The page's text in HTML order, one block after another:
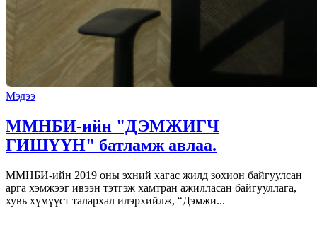
Мэдээ
ММНБИ-ийн "ДЭМЖИГЧ
ГИШҮҮН" батламж авлаа.
ММНБИ-ийн 2019 оны эхний хагас жилд зохион байгуулсан
арга хэмжээг ивээн тэтгэж хамтран ажилласан байгууллага,
хувь хүмүүст талархал илэрхийлж, “Дэмжи...